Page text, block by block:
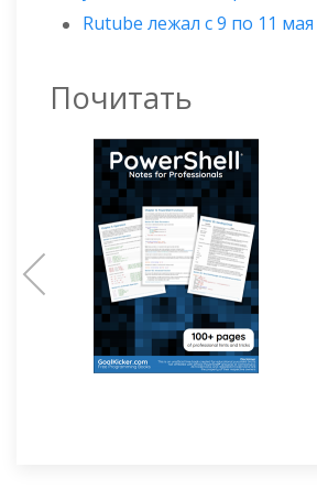
Rutube лежал с 9 по 11 мая
Почитать